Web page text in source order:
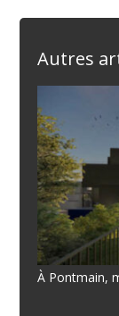
Autres
À Pontmain,